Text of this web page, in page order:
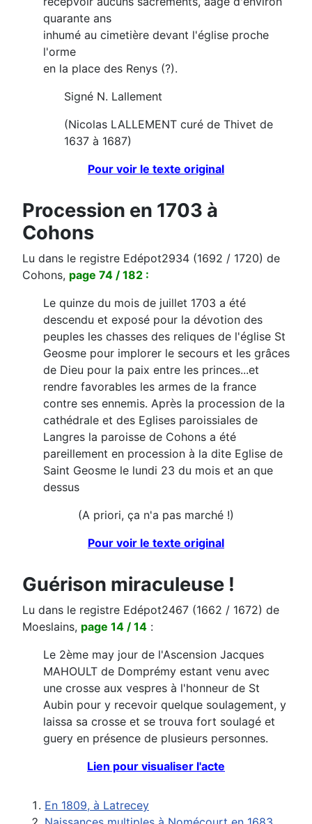
quarante ans
inhumé au cimetière devant l'église proche
l'orme
en la place des Renys (?).
Signé N. Lallement
(Nicolas LALLEMENT curé de Thivet de
1637 à 1687)
Pour voir le texte original
Procession en 1703 à
Cohons
Lu dans le registre Edépot2934 (1692 / 1720) de
Cohons, page 74 / 182 :
Le quinze du mois de juillet 1703 a été
descendu et exposé pour la dévotion des
peuples les chasses des reliques de l'église St
Geosme pour implorer le secours et les grâces
de Dieu pour la paix entre les princes...et
rendre favorables les armes de la france
contre ses ennemis. Après la procession de la
cathédrale et des Eglises paroissiales de
Langres la paroisse de Cohons a été
pareillement en procession à la dite Eglise de
Saint Geosme le lundi 23 du mois et an que
dessus
(A priori, ça n'a pas marché !)
Pour voir le texte original
Guérison miraculeuse !
Lu dans le registre Edépot2467 (1662 / 1672) de
Moeslains, page 14 / 14 :
Le 2ème may jour de l'Ascension Jacques
MAHOULT de Domprémy estant venu avec
une crosse aux vespres à l'honneur de St
Aubin pour y recevoir quelque soulagement, y
laissa sa crosse et se trouva fort soulagé et
guery en présence de plusieurs personnes.
Lien pour visualiser l'acte
En 1809, à Latrecey